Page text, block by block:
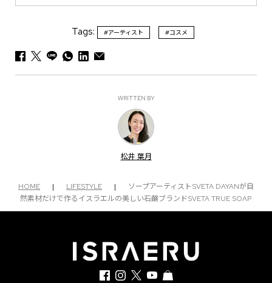
Tags: #アーティスト #コスメ
WRITTEN BY
松井 葉月
HOME | LIFESTYLE |
ソープアーティストSVETA DAYANが自
然素材だけで作るイスラエルの美しい石鹸ブランドSVETA TRUE SOAP